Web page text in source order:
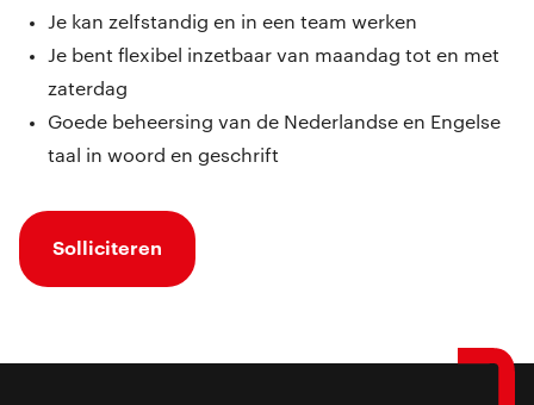
Je kan zelfstandig en in een team werken
Je bent flexibel inzetbaar van maandag tot en met
zaterdag
Goede beheersing van de Nederlandse en Engelse
taal in woord en geschrift
Solliciteren